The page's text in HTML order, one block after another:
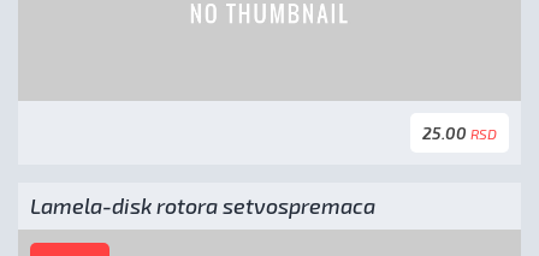
25.00 RSD
Lamela-disk rotora setvospremaca